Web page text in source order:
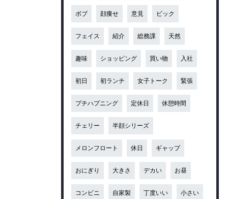
ボブ 顔痩せ 意見 ビック
フェイス 紹介 総務課 天然
趣味 ショッピング 買い物 入社
初日 初ランチ 女子トーク 緊張
プチハプニング 定休日 休憩時間
チェリー 半顔シリーズ
メロンフロート 休日 ギャップ
おにぎり 大きさ デカい お昼
コンビニ 自家製 丁度いい 小さい